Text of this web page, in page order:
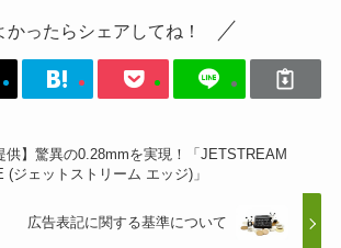
かったらシェアしてね！
供】驚異の0.28mmを実現！「JETSTREAM
(ジェットストリーム エッジ)」
広告表記に関する基準について